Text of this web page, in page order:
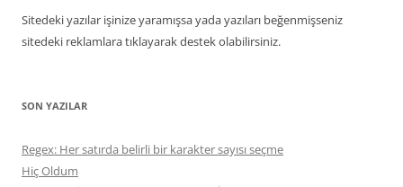
Sitedeki yazılar işinize yaramışsa yada yazıları beğenmişseniz
sitedeki reklamlara tıklayarak destek olabilirsiniz.
SON YAZILAR
Regex: Her satırda belirli bir karakter sayısı seçme
Hiç Oldum